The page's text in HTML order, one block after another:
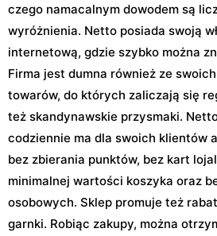
czego namacalnym dowodem są
wyróżnienia. Netto posiada swoją
internetową, gdzie szybko można
Firma jest dumna również ze
towarów, do których zaliczają się
też skandynawskie przysmaki.
codziennie ma dla swoich klientów
bez zbierania punktów, bez kart
minimalnej wartości koszyka oraz
osobowych. Sklep promuje też
garnki. Robiąc zakupy, można